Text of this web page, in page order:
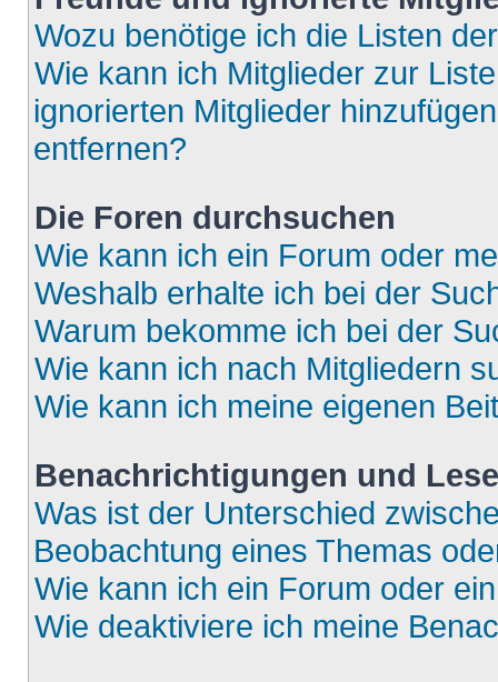
Wozu benötige ich die Listen
Wie kann ich Mitglieder zur
ignorierten Mitglieder
entfernen?
Die Foren durchsuchen
Wie kann ich ein Forum oder
Weshalb erhalte ich bei der
Warum bekomme ich bei der
Wie kann ich nach Mitgliedern
Wie kann ich meine eigenen
Benachrichtigungen und
Was ist der Unterschied
Beobachtung eines Themas
Wie kann ich ein Forum oder
Wie deaktiviere ich meine